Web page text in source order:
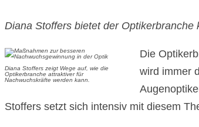
Diana Stoffers bietet der
Diana Stoffers zeigt Wege auf, wie die
Optikerbranche attraktiver für
Nachwuchskräfte werden kann.
Die
wird immer
Stoffers setzt sich intensiv mit diesem